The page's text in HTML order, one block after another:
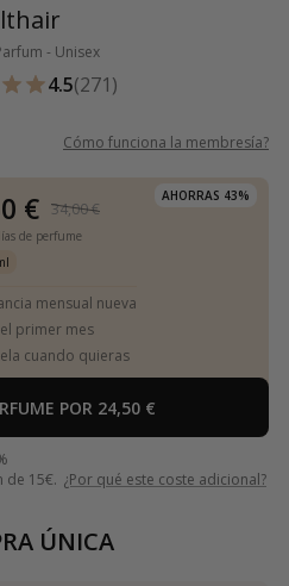
- Unisex
4.5(271)
Cómo funciona la membresía?
AHORRAS 43%
€ 34,00 €
de perfume
mensual nueva
primer mes
cuando quieras
POR 24,50 €
de 15€. ¿Por qué este coste adicional?
ÚNICA